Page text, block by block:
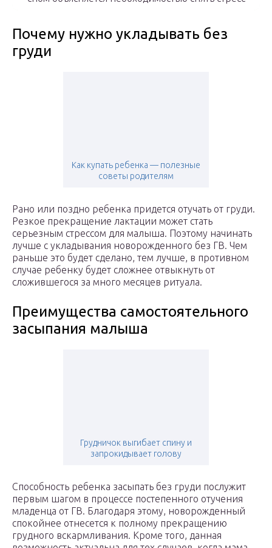
Почему нужно укладывать без
груди
Как купать ребенка — полезные
советы родителям
Рано или поздно ребенка придется отучать от груди.
Резкое прекращение лактации может стать
серьезным стрессом для малыша. Поэтому начинать
лучше с укладывания новорожденного без ГВ. Чем
раньше это будет сделано, тем лучше, в противном
случае ребенку будет сложнее отвыкнуть от
сложившегося за много месяцев ритуала.
Преимущества самостоятельного
засыпания малыша
Грудничок выгибает спину и
запрокидывает голову
Способность ребенка засыпать без груди послужит
первым шагом в процессе постепенного отучения
младенца от ГВ. Благодаря этому, новорожденный
спокойнее отнесется к полному прекращению
грудного вскармливания. Кроме того, данная